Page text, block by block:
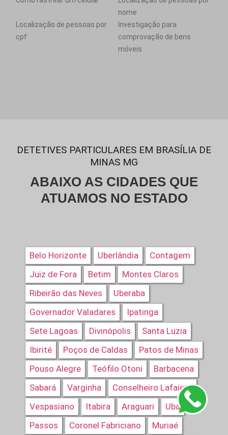
nome
Localização de pessoas por
cpf
Investigação para
comprovação de bens
móveis
DETETIVES PARTICULARES EM BRASÍLIA DE
MINAS MG
ABAIXO AS CIDADES QUE
ATUAMOS NO ESTADO
Belo Horizonte Uberlândia
Contagem
Juiz de Fora
Betim
Montes Claros
Ribeirão das Neves
Uberaba
Governador Valadares
Ipatinga
Sete Lagoas
Divinópolis
Santa Luzia
Ibirité
Poços de Caldas
Patos de Minas
Pouso Alegre
Teófilo Otoni
Barbacena
Sabará
Varginha
Conselheiro Lafaiete
Vespasiano
Itabira Araguari
Ubá
Passos
Coronel Fabriciano Muriaé